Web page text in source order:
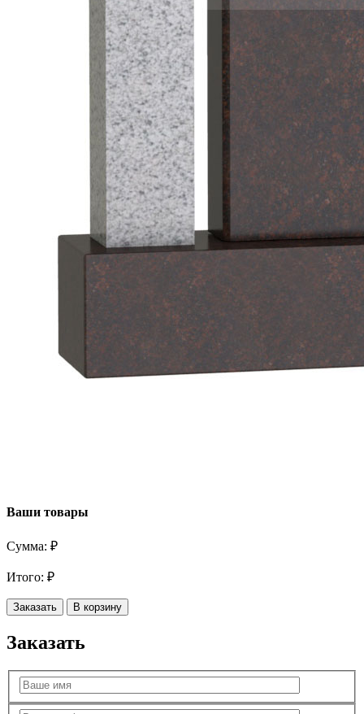
Ваши товары
Сумма: ₽
Итого: ₽
Заказать В корзину
Заказать